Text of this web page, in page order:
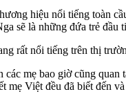
Bé
hiệu nổi tiếng toàn
sẽ là những đứa trẻ đầu
mẹ bao giờ cũng
mẹ Việt đều đã biết đến